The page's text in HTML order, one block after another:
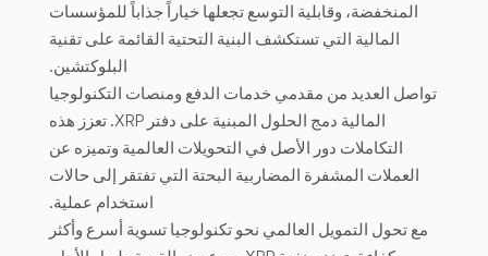
المنخفضة، وقابلية التوسع تجعلها خياراً جذاباً للمؤسسات
المالية التي تستكشف البنية التحتية القائمة على تقنية
البلوكتشين.
تواصل العديد من مقدمي خدمات الدفع ومنصات التكنولوجيا
المالية دمج الحلول المبنية على دفتر XRP. تعزز هذه
التكاملات دور الأصل في التحويلات العالمية وتميزه عن
العملات المشفرة المضاربية البحتة التي تفتقر إلى حالات
استخدام عملية.
مع تحول التمويل العالمي نحو تكنولوجيا تسوية أسرع وأكثر